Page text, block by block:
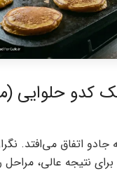
کدو حلوایی
اتفاق می‌افتد.
نتیجه عالی، مراحل